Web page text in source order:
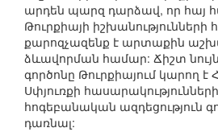
արդեն պարզ դարձավ, որ հայ
Թուրքիայի իշխանությունների
քարոզչազենք է արտաքին
ձևավորման համար: Ճիշտ
գործոնը Թուրքիայում կարող
Սփյուռքի
հոգեբանական ազդեցություն
դառնալ: